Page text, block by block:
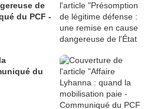
de
du PCF -
du